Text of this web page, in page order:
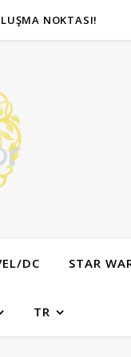
NOKTASI!
DC STAR
TR